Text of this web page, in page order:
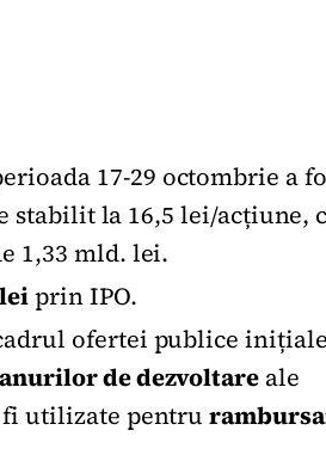
17-29 octombrie a
stabilit la 16,5 lei/acțiune,
1,33 mld. lei.
prin IPO.
ofertei publice inițiale
de dezvoltare ale
fi utilizate pentru